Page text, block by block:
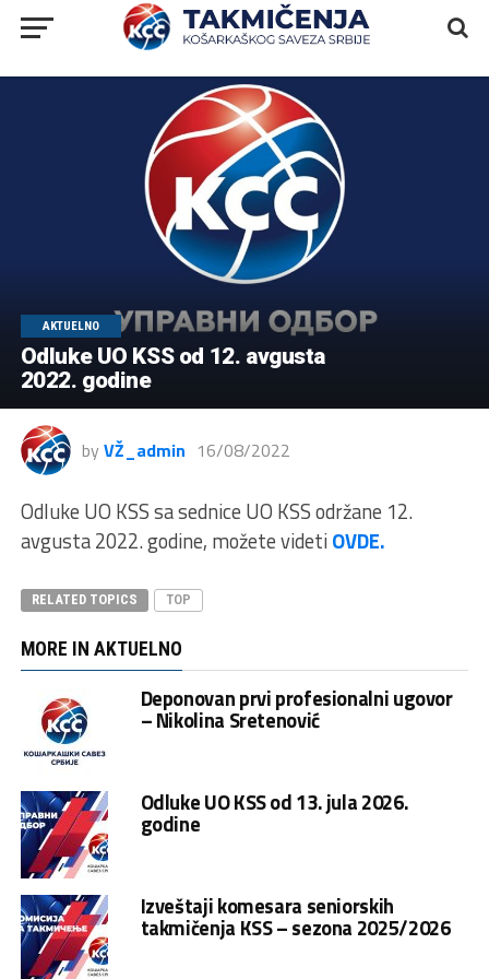
AKTUELNO
Odluke UO KSS od 12. avgusta
2022. godine
by VŽ_admin 16/08/2022
Odluke UO KSS sa sednice UO KSS održane 12.
avgusta 2022. godine, možete videtiOVDE.
RELATED TOPICS TOP
MORE IN AKTUELNO
Deponovan prvi profesionalni ugovor
– Nikolina Sretenović
Odluke UO KSS od 13. jula 2026.
godine
Izveštaji komesara seniorskih
takmičenja KSS – sezona 2025/2026